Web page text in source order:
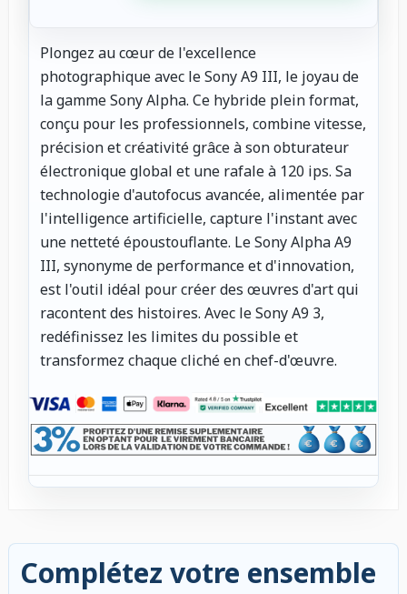
Plongez au cœur de l'excellence
photographique avec le Sony A9 III, le joyau de
la gamme Sony Alpha. Ce hybride plein format,
conçu pour les professionnels, combine vitesse,
précision et créativité grâce à son obturateur
électronique global et une rafale à 120 ips. Sa
technologie d'autofocus avancée, alimentée par
l'intelligence artificielle, capture l'instant avec
une netteté époustouflante. Le Sony Alpha A9
III, synonyme de performance et d'innovation,
est l'outil idéal pour créer des œuvres d'art qui
racontent des histoires. Avec le Sony A9 3,
redéfinissez les limites du possible et
transformez chaque cliché en chef-d'œuvre.
Complétez votre ensemble